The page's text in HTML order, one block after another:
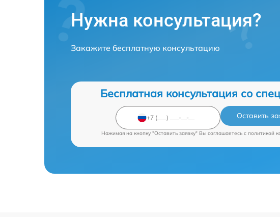
Нужна консультация?
Закажите бесплатную консультацию
Бесплатная консультация со
Оставить
Нажимая на кнопку "Оставить заявку" Вы соглашаетесь c политикой